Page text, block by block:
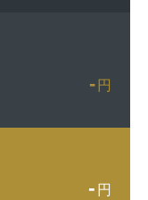
- 円
- 円